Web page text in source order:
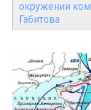
окружении
Габитова